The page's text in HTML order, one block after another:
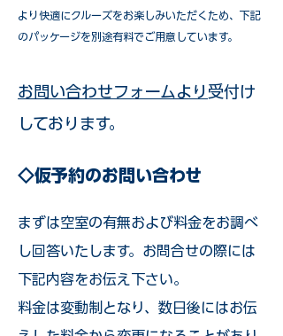
​より快適にクルーズをお楽しみいただくため、下記
のパッケージを別途有料でご用意しています。​
お問い合わせフォームより 受付け
しております。
◇仮予約のお問い合わせ
まずは空室の有無および料金をお調べ
し回答いたします。お問合せの際には
下記内容をお伝え下さい。
料金は変動制となり、数日後にはお伝